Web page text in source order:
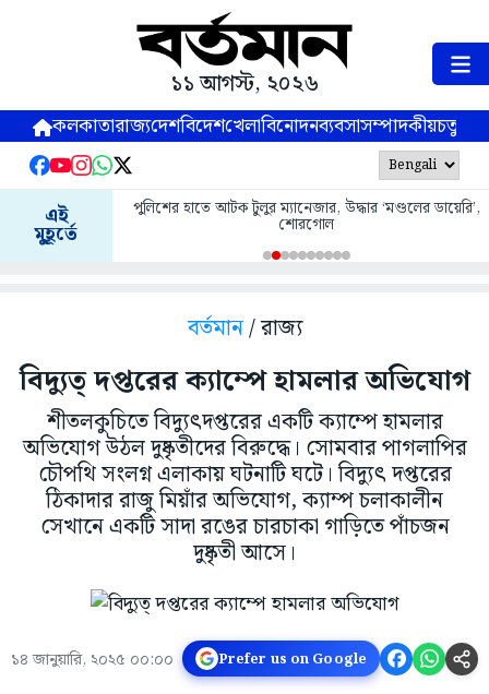
১১ আগস্ট, ২০২৬
কলকাতারাজ্যদেশবিদেশখেলাবিনোদনব্যবসাসম্পাদকীয়
এই
মুহূর্তে
পুলিশের হাতে আটক টুলুর ম্যানেজার, উদ্ধার ‘মণ্ডলের ডায়েরি’,
শোরগোল
বর্তমান/ রাজ্য
বিদ্যুত্ দপ্তরের ক্যাম্পে হামলার অভিযোগ
শীতলকুচিতে বিদ্যুৎদপ্তরের একটি ক্যাম্পে হামলার
অভিযোগ উঠল দুষ্কৃতীদের বিরুদ্ধে। সোমবার পাগলাপির
চৌপথি সংলগ্ন এলাকায় ঘটনাটি ঘটে। বিদ্যুৎ দপ্তরের
ঠিকাদার রাজু মিয়াঁর অভিযোগ, ক্যাম্প চলাকালীন
সেখানে একটি সাদা রঙের চারচাকা গাড়িতে পাঁচজন
দুষ্কৃতী আসে।
১৪ জানুয়ারি, ২০২৫ ০০:০০ Prefer us on Google